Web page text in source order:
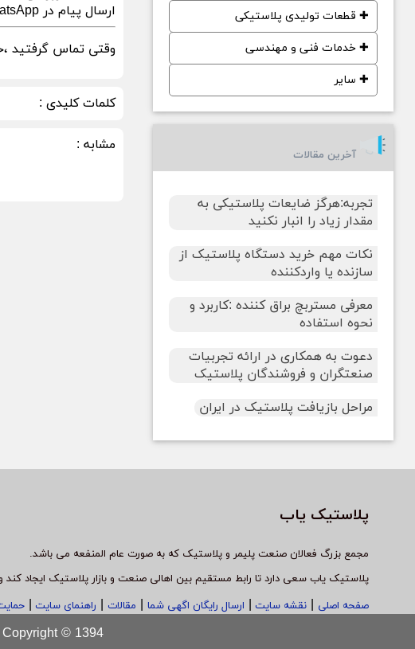
ارسال پیام در WhatsApp :
وقتی تماس گرفتید
کلمات کلیدی :
مشابه :
✚قطعات تولیدی پلاستیکی
✚خدمات فنی و مهندسی
✚سایر
آخرین مقالات
تجربه:هرگز ضایعات پلاستیکی به
مقدار زیاد را انبار نکنید
نکات مهم خرید دستگاه پلاستیک از
سازنده یا واردکننده
معرفی مستربچ براق کننده :کاربرد و
نحوه استفاده
دعوت به همکاری در ارائه تجربیات
صنعتگران و فروشندگان پلاستیک
مراحل بازیافت پلاستیک در ایران
پلاستیک یاب
مجمع بزرگ فعالان صنعت پلیمر و پلاستیک که به صورت عام المنفعه می باشد.
پلاستیک یاب سعی دارد تا رابط مستقیم بین اهالی صنعت و بازار پلاستیک ایجاد
صفحه اصلی | نقشه سایت | ارسال رایگان اگهی شما | مقالات | راهنمای سایت |
Copyright © 1394 پلاستیک یاب - تمام حقوق مادی و معنوی این طرح محفوظ است